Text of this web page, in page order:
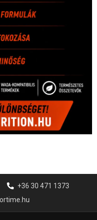
+36 30 471 1373